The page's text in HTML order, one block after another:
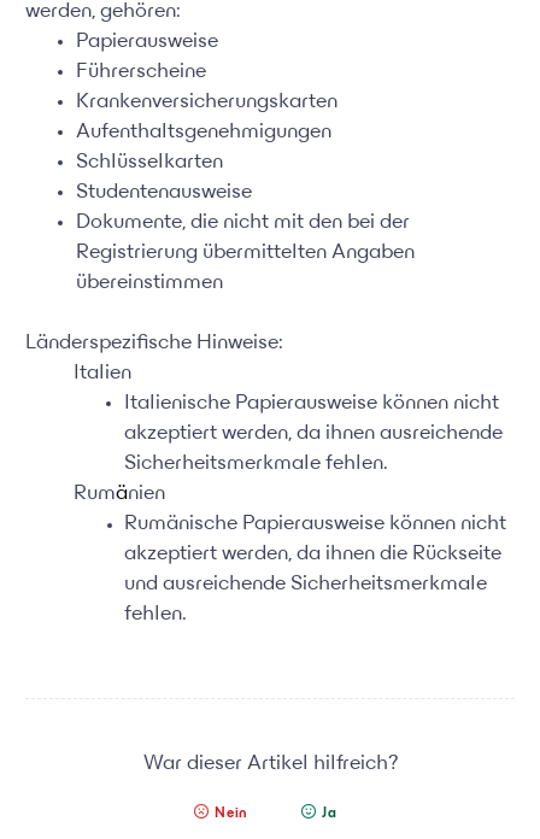
werden, gehören:
Papierausweise
Führerscheine
Krankenversicherungskarten
Aufenthaltsgenehmigungen
Schlüsselkarten
Studentenausweise
Dokumente, die nicht mit den bei der
Registrierung übermittelten Angaben
übereinstimmen
Länderspezifische Hinweise:
Italien
Italienische Papierausweise können nicht
akzeptiert werden, da ihnen ausreichende
Sicherheitsmerkmale fehlen.
Rumänien
Rumänische Papierausweise können nicht
akzeptiert werden, da ihnen die Rückseite
und ausreichende Sicherheitsmerkmale
fehlen.
War dieser Artikel hilfreich?
Nein Ja